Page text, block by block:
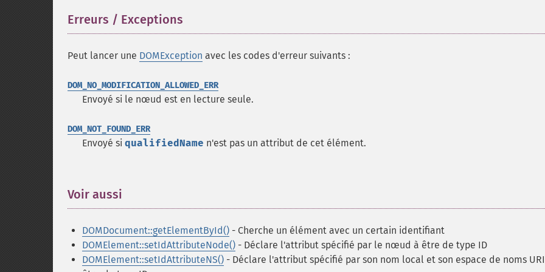
Erreurs / Exceptions
Peut lancer une DOMException avec les codes d'erreur suivants :
DOM_NO_MODIFICATION_ALLOWED_ERR
Envoyé si le nœud est en lecture seule.
DOM_NOT_FOUND_ERR
Envoyé si qualifiedName n'est pas un attribut de cet élément.
Voir aussi
DOMDocument::getElementById() - Cherche un élément avec un certain identifiant
DOMElement::setIdAttributeNode() - Déclare l'attribut spécifié par le nœud à être de type ID
DOMElement::setIdAttributeNS() - Déclare l'attribut spécifié par son nom local et son espace de noms